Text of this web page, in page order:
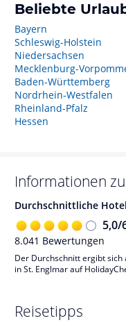
Beliebte
Bayern
Schleswig-Holstein
Niedersachsen
Mecklenburg-
Baden-Württemberg
Nordrhein-Westfalen
Rheinland-Pfalz
Hessen
Informationen zu
Durchschnittliche
5,0/
8.041 Bewertungen
Der Durchschnitt ergibt
in St. Englmar auf
Reisetipps